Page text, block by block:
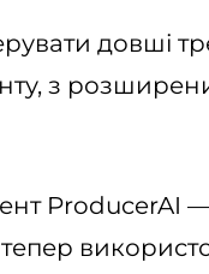
довші
з
ProducerAI